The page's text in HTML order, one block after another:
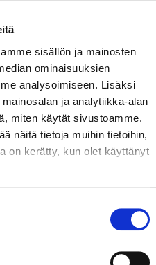
sisällön ja mainosten
ominaisuuksien
analysoimiseen. Lisäksi
ja analytiikka-alan
miten käytät sivustoamme.
näitä tietoja muihin tietoihin,
on kerätty, kun olet käyttänyt
heti sopivan osaajan
uudelleen! Miten